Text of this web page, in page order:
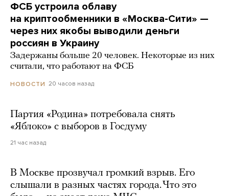
ФСБ устроила облаву
на криптообменники в «Москва-Сити» —
через них якобы выводили деньги
россиян в Украину
Задержаны больше 20 человек. Некоторые из них
считали, что работают на ФСБ
НОВОСТИ 20 часов назад
Партия «Родина» потребовала снять
«Яблоко» с выборов в Госдуму
21 час назад
В Москве прозвучал громкий взрыв. Его
слышали в разных частях города. Что это